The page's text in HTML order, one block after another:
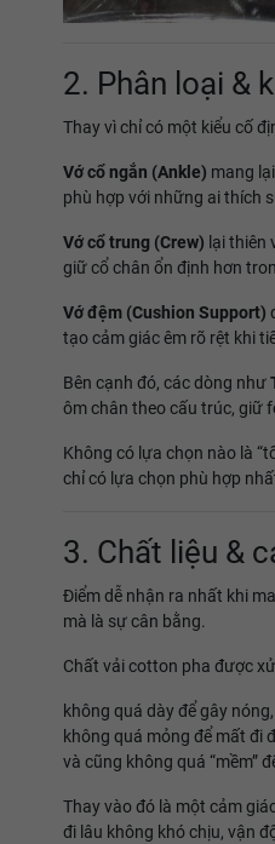
2. Phân loại &
Thay vì chỉ có một kiểu cố
Vớ cổ ngắn (Ankle) mang
phù hợp với những ai thích
Vớ cổ trung (Crew) lại thiên
giữ cổ chân ổn định hơn
Vớ đệm (Cushion Support)
tạo cảm giác êm rõ rệt khi
Bên cạnh đó, các dòng như
ôm chân theo cấu trúc, giữ
Không có lựa chọn nào là
chỉ có lựa chọn phù hợp
3. Chất liệu &
Điểm dễ nhận ra nhất khi
mà là sự cân bằng.
Chất vải cotton pha được
không quá dày để gây nóng,
không quá mỏng để mất đi
và cũng không quá “mềm”
Thay vào đó là một cảm
đi lâu không khó chịu, vận